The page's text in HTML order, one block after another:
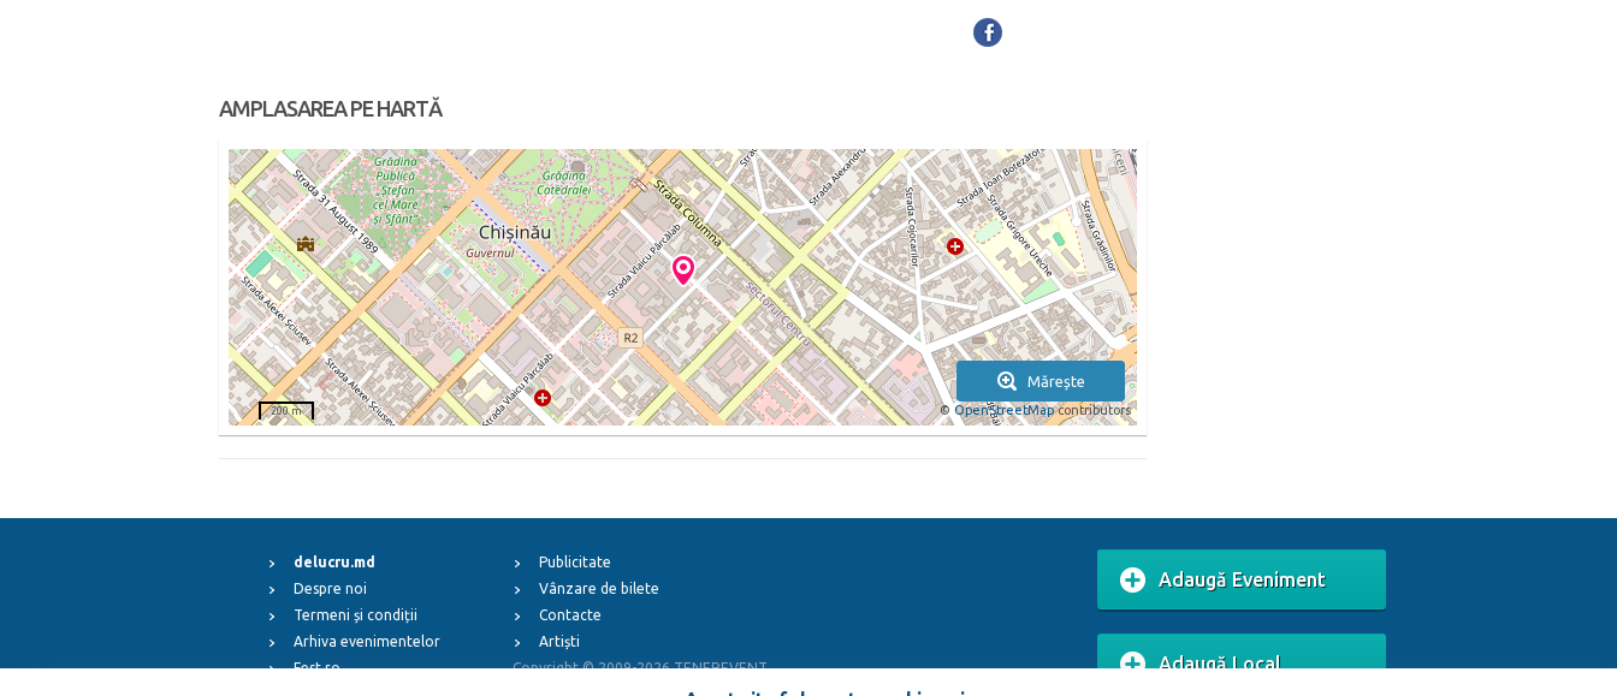
AMPLASAREA PE HARTĂ
Mărește
© OpenStreetMapcontributors
200 m
delucru.md
Despre noi
Termeni și condiții
Arhiva evenimentelor
Fest.ro
Publicitate
Vânzare de bilete
Contacte
Artiști
Copyright © 2009-2026TENEREVENT
Adaugă Eveniment
Adaugă Local